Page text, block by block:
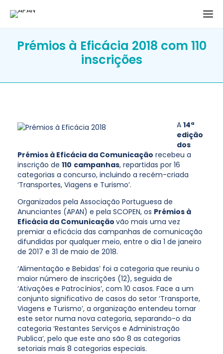
Prémios à Eficácia 2018 com 110
inscrições
A 14ª
edição
dos
Prémios à Eficácia da Comunicação recebeu a
inscrição de 110 campanhas, repartidas por 16
categorias a concurso, incluindo a recém-criada
‘Transportes, Viagens e Turismo’.
Organizados pela Associação Portuguesa de
Anunciantes (APAN) e pela SCOPEN, os Prémios à
Eficácia da Comunicação vão mais uma vez
premiar a eficácia das campanhas de comunicação
difundidas por qualquer meio, entre o dia 1 de janeiro
de 2017 e 31 de maio de 2018.
‘Alimentação e Bebidas’ foi a categoria que reuniu o
maior número de inscrições (12), seguida de
‘Ativações e Patrocínios’, com 10 casos. Face a um
conjunto significativo de casos do setor ‘Transporte,
Viagens e Turismo’, a organização entendeu tornar
este setor numa nova categoria, separando-o da
categoria ‘Restantes Serviços e Administração
Publica’, pelo que este ano são 8 as categorias
setoriais mais 8 categorias especiais.